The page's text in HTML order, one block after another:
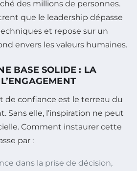
des millions de personnes.
que le leadership dépasse
et repose sur un
envers les valeurs humaines.
BASE SOLIDE : LA
de confiance est le terreau du
Sans elle, l’inspiration ne peut
Comment instaurer cette
par :
dans la prise de décision,